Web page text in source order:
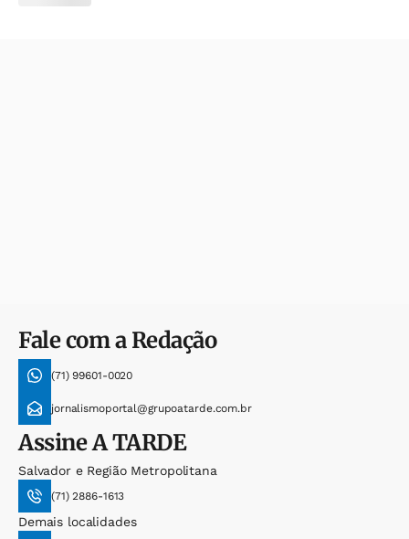
Fale com a Redação
(71) 99601-0020
jornalismoportal@grupoatarde.com.br
AssineA TARDE
Salvador e Região Metropolitana
(71) 2886-1613
Demais localidades